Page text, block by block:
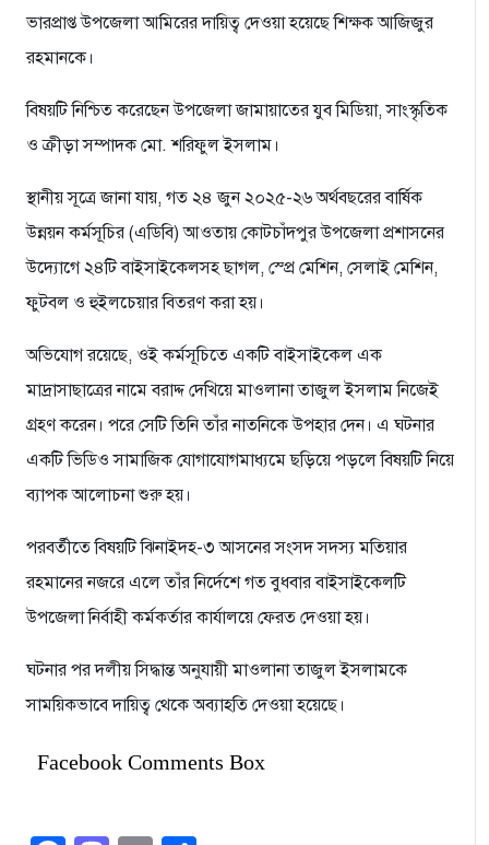
ভারপ্রাপ্ত উপজেলা আমিরের দায়িত্ব দেওয়া হয়েছে শিক্ষক আজিজুর
রহমানকে।
বিষয়টি নিশ্চিত করেছেন উপজেলা জামায়াতের যুব মিডিয়া, সাংস্কৃতিক
ও ক্রীড়া সম্পাদক মো. শরিফুল ইসলাম।
স্থানীয় সূত্রে জানা যায়, গত ২৪ জুন ২০২৫-২৬ অর্থবছরের বার্ষিক
উন্নয়ন কর্মসূচির (এডিবি) আওতায় কোটচাঁদপুর উপজেলা প্রশাসনের
উদ্যোগে ২৪টি বাইসাইকেলসহ ছাগল, স্প্রে মেশিন, সেলাই মেশিন,
ফুটবল ও হুইলচেয়ার বিতরণ করা হয়।
অভিযোগ রয়েছে, ওই কর্মসূচিতে একটি বাইসাইকেল এক
মাদ্রাসাছাত্রের নামে বরাদ্দ দেখিয়ে মাওলানা তাজুল ইসলাম নিজেই
গ্রহণ করেন। পরে সেটি তিনি তাঁর নাতনিকে উপহার দেন। এ ঘটনার
একটি ভিডিও সামাজিক যোগাযোগমাধ্যমে ছড়িয়ে পড়লে বিষয়টি নিয়ে
ব্যাপক আলোচনা শুরু হয়।
পরবর্তীতে বিষয়টি ঝিনাইদহ-৩ আসনের সংসদ সদস্য মতিয়ার
রহমানের নজরে এলে তাঁর নির্দেশে গত বুধবার বাইসাইকেলটি
উপজেলা নির্বাহী কর্মকর্তার কার্যালয়ে ফেরত দেওয়া হয়।
ঘটনার পর দলীয় সিদ্ধান্ত অনুযায়ী মাওলানা তাজুল ইসলামকে
সাময়িকভাবে দায়িত্ব থেকে অব্যাহতি দেওয়া হয়েছে।
Facebook Comments Box